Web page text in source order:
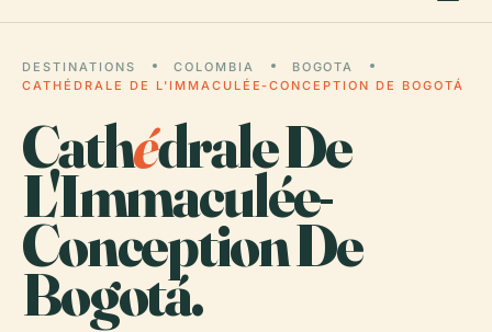
DESTINATIONS COLOMBIA
BOGOTA
CATHÉDRALE DE L'IMMACULÉE-CONCEPTION DE BOGOTÁ
Cathédrale De
L'Immaculée-
Conception De
Bogotá.